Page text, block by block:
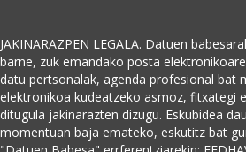
JAKINARAZPEN LEGALA. Datuen
barne, zuk emandako posta
datu pertsonalak, agenda profesional bat
elektronikoa kudeatzeko asmoz, fitxategi
ditugula jakinarazten dizugu. Eskubidea
momentuan baja emateko, eskutitz bat